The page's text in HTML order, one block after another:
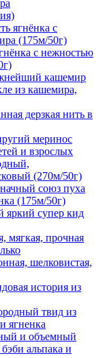
ягнёнка с
(175м/50г)
с нежностью
кашемир
из кашемира,
дерзкая нить в
меринос
и взрослых
(270м/50г)
союз пуха
(175м/50г)
яркий супер кид
мягкая, прочная
шелковистая,
история из
твид из
ягненка
и объемный
альпака и